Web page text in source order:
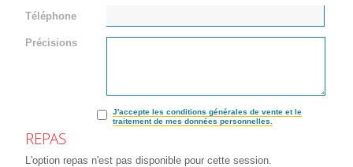
Téléphone
Précisions
J'accepte les conditions générales de vente et le
traitement de mes données personnelles.
REPAS
L'option repas n'est pas disponible pour cette session.